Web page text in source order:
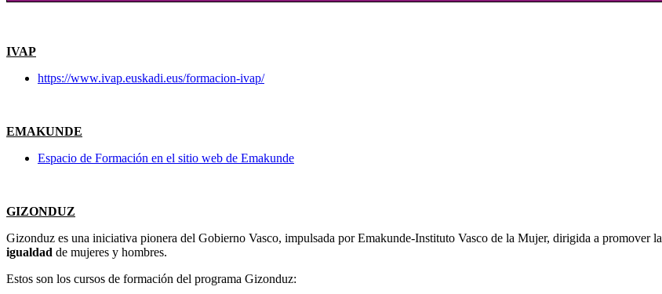
IVAP
https://www.ivap.euskadi.eus/formacion-ivap/
EMAKUNDE
Espacio de Formación en el sitio web de Emakunde
GIZONDUZ
Gizonduz es una iniciativa pionera del Gobierno Vasco, impulsada por Emakunde-Instituto Vasco de la Mujer, dirigida a promover la
igualdad de mujeres y hombres.
Estos son los cursos de formación del programa Gizonduz: